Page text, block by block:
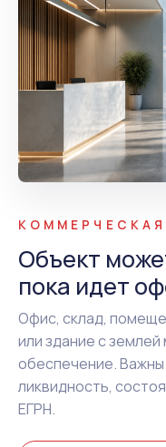
Объект
пока идет
Офис, склад,
или здание с
обеспечение.
ликвидность,
ЕГРН.